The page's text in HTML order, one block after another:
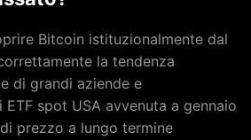
Bitcoin istituzionalmente dal
la tendenza
di grandi aziende e
ETF spot USA avvenuta a gennaio
prezzo a lungo termine